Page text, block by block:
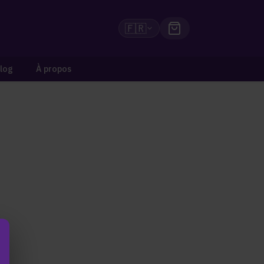
🇫🇷
À propos